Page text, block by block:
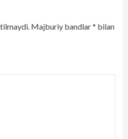
Majburiy bandlar* bilan